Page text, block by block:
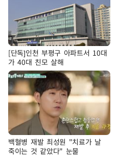
[단독]인천 부평구 아파트서 10대
가 40대 친모 살해
백혈병 재발 최성원 "치료가 날
죽이는 것 같았다" 눈물